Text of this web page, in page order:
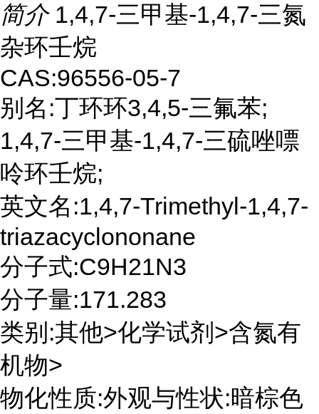
简介 1,4,7-三甲基-1,4,7-三氮
杂环壬烷
CAS:96556-05-7
别名:丁环环3,4,5-三氟苯;
1,4,7-三甲基-1,4,7-三硫唑嘌
呤环壬烷;
英文名:1,4,7-Trimethyl-1,4,7-
triazacyclononane
分子式:C9H21N3
分子量:171.283
类别:其他>化学试剂>含氮有
机物>
物化性质:外观与性状:暗棕色